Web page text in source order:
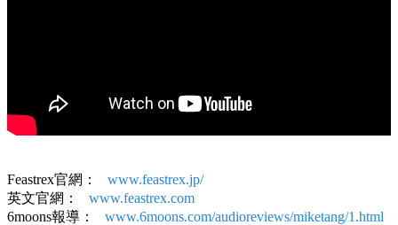
Feastrex官網：
www.feastrex.jp/
英文官網：
www.feastrex.com
6moons報導：
www.6moons.com/audioreviews/miketang/1.html